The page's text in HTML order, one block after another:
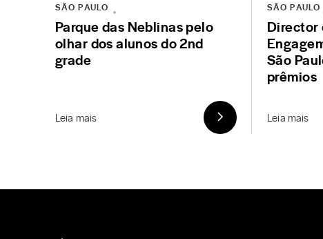
SÃO PAULO
Parque das Neblinas pelo
olhar dos alunos do 2nd
grade
Leia mais
SÃO PAULO
Director
São
prêmios
Leia mais